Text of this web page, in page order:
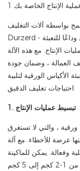
بواسطة آلات التغليف
Durzerd - مغير للألعاب في صناعة تغليف الدقيق. قل وداعًا للتعبئة
الإنتاج. مع هذه الآلة
العمالة ، وضمان جودة
الأكياس الورقية لتلبية
احتياجات تغليف الدقيق.
1. تبسيط عمليات الإنتاج
ورقية ، والتي لا تستغرق
عرضة للأخطاء. مع آلة
وفعالة. يمكن للماكينة
حزم الدقيق في أكياس بأحجام مختلفة ، تتراوح من 1-2 كجم إلى 5 كجم